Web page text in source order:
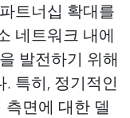
트너십 확대를
네트워크 내에
발전하기 위해
특히, 정기적인
측면에 대한 델